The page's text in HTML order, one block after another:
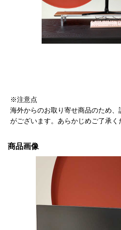
※注意点
海外からのお取り寄せ商品のため
がございます。あらかじめご了承く
商品画像